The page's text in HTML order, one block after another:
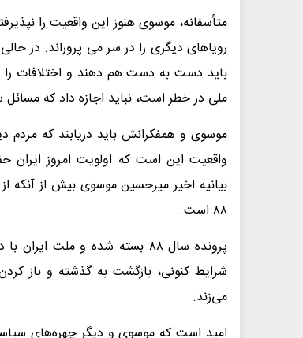
متأسفانه، موسوی هنوز این واقعیت را
رویاهای دیگری را در سر می پروراند. در
باید دست به دست هم دهند و اختلافات را
ملی در خطر است، نباید اجازه داد که
موسوی و همفکرانش باید دریابند که
واقعیت این است که اولویت امروز
بیانیه اخیر میرحسین موسوی بیش از
۸۸ است.
پرونده سال ۸۸ بسته شده و
شرایط کنونی، بازگشت به گذشته و باز
می‌زند.
امید است که موسوی و دیگر چهره‌های